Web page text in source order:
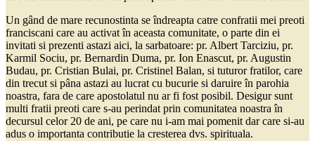
Un gând de mare recunostinta se îndreapta catre confratii mei preoti
franciscani care au activat în aceasta comunitate, o parte din ei
invitati si prezenti astazi aici, la sarbatoare: pr. Albert Tarciziu, pr.
Karmil Sociu, pr. Bernardin Duma, pr. Ion Enascut, pr. Augustin
Budau, pr. Cristian Bulai, pr. Cristinel Balan, si tuturor fratilor, care
din trecut si pâna astazi au lucrat cu bucurie si daruire în parohia
noastra, fara de care apostolatul nu ar fi fost posibil. Desigur sunt
multi fratii preoti care s-au perindat prin comunitatea noastra în
decursul celor 20 de ani, pe care nu i-am mai pomenit dar care si-au
adus o importanta contributie la cresterea dvs. spirituala.